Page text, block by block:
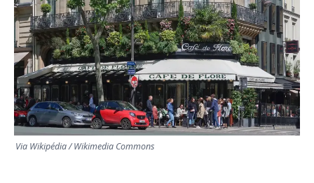
FAITS DIVERS
TRANSPORTS
ÉCONOMIE
POLITIQUE
Via Wikipédia / Wikimedia Commons